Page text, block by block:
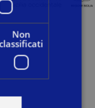
Non
classificati